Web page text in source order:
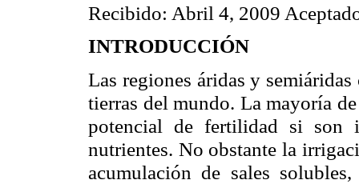
Recibido: Abril 4, 2009
INTRODUCCIÓN
Las regiones áridas y
tierras del mundo. La mayoría
potencial de fertilidad si son
nutrientes. No obstante la
acumulación de sales